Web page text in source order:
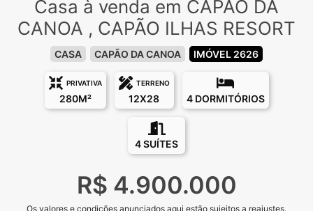
Casa à venda em CAPÃO DA
CANOA , CAPÃO ILHAS RESORT
CASA CAPÃO DA CANOA IMÓVEL 2626
PRIVATIVA
280M²
TERRENO
12X28 4 DORMITÓRIOS
4 SUÍTES
R$ 4.900.000
Os valores e condições anunciados aqui estão sujeitos a reajustes.